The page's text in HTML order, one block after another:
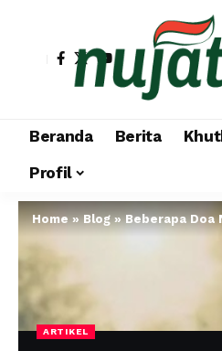
Beranda Berita
Profil
Home » Blog »Beberapa Doa Nabi ketika
ARTIKEL